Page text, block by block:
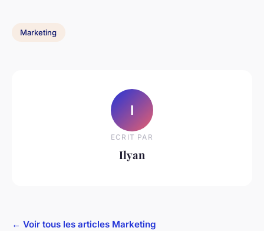
Marketing
I
ECRIT PAR
Ilyan
← Voir tous les articles Marketing